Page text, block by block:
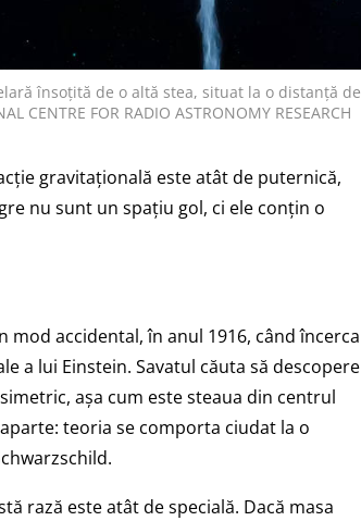
însoțită de o altă stea, situat la o distanță de
FOR RADIO ASTRONOMY RESEARCH
gravitațională este atât de puternică,
nu sunt un spațiu gol, ci ele conțin o
mod accidental, în anul 1916, când încerca
a lui Einstein. Savatul căuta să descopere
așa cum este steaua din centrul
teoria se comporta ciudat la o
rază este atât de specială. Dacă masa